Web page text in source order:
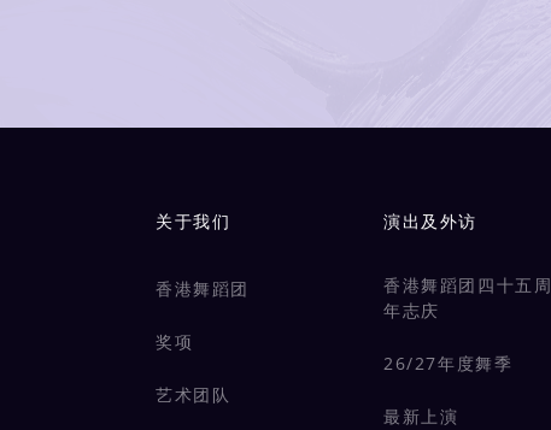
Main navigation
关于我们
香港舞蹈团
奖项
艺术团队
演出及外访
香港舞蹈团四十五周
年志庆
26/27年度舞季
最新上演